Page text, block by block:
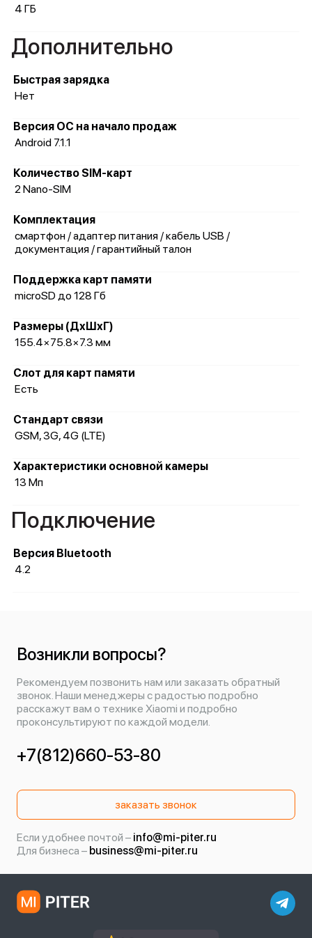
4 ГБ
Дополнительно
Быстрая зарядка
Нет
Версия ОС на начало продаж
Android 7.1.1
Количество SIM-карт
2 Nano-SIM
Комплектация
смартфон / адаптер питания / кабель USB /
документация / гарантийный талон
Поддержка карт памяти
microSD до 128 Гб
Размеры (ДхШхГ)
155.4×75.8×7.3 мм
Слот для карт памяти
Есть
Стандарт связи
GSM, 3G, 4G (LTE)
Характеристики основной камеры
13 Мп
Подключение
Версия Bluetooth
4.2
Возникли вопросы?
Рекомендуем позвонить нам или заказать обратный
звонок. Наши менеджеры с радостью подробно
расскажут вам о технике Xiaomi и подробно
проконсультируют по каждой модели.
+7(812)660-53-80
заказать звонок
Если удобнее почтой – info@mi-piter.ru
Для бизнеса – business@mi-piter.ru